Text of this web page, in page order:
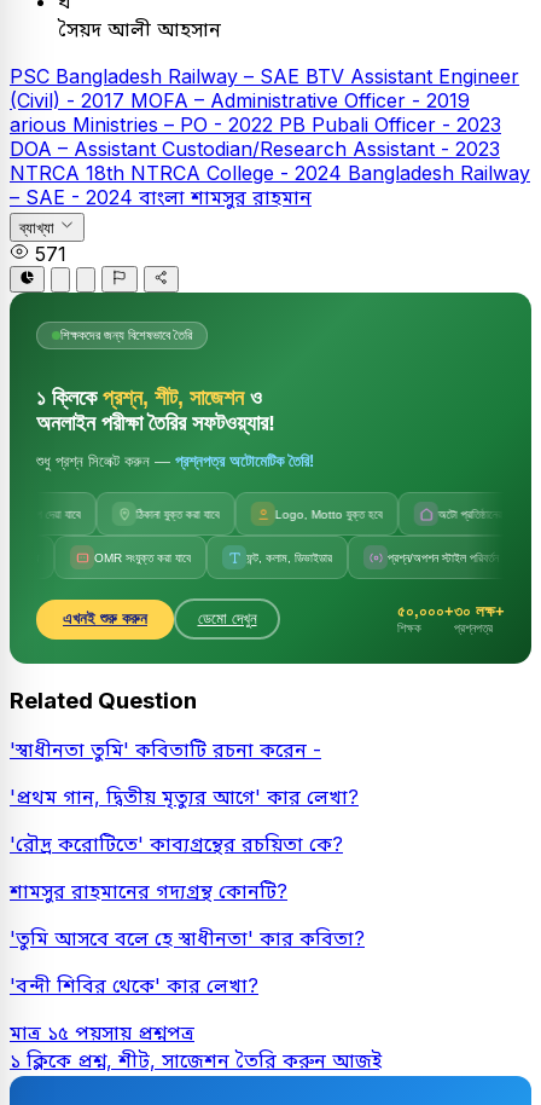
সৈয়দ আলী আহসান
PSC Bangladesh Railway – SAE BTV Assistant Engineer
(Civil) - 2017 MOFA – Administrative Officer - 2019
arious Ministries – PO - 2022 PB Pubali Officer - 2023
DOA – Assistant Custodian/Research Assistant - 2023
NTRCA 18th NTRCA College - 2024 Bangladesh Railway
– SAE - 2024 বাংলাশামসুর রাহমান
ব্যাখ্যা
571
শিক্ষকদের জন্য বিশেষভাবে তৈরি
১ ক্লিকে প্রশ্ন, শীট, সাজেশনও
অনলাইন পরীক্ষা তৈরির সফটওয়্যার!
শুধু প্রশ্ন সিলেক্ট করুন — প্রশ্নপত্র অটোমেটিক তৈরি!
দেয়া যাবে ঠিকানা যুক্ত করা যাবে Logo, Motto যুক্ত হবে অটো প্রতিষ্ঠানের নাম
OMR সংযুক্ত করা যাবে ফন্ট, কলাম, ডিভাইডার প্রশ্ন/অপশন স্টাইল পরিবর্তন
এখনই শুরু করুন ডেমো দেখুন ৫০,০০০+
শিক্ষক
৩০ লক্ষ+
প্রশ্নপত্র
Related Question
'স্বাধীনতা তুমি' কবিতাটি রচনা করেন -
'প্রথম গান, দ্বিতীয় মৃত্যুর আগে' কার লেখা?
'রৌদ্র করোটিতে' কাব্যগ্রন্থের রচয়িতা কে?
শামসুর রাহমানের গদ্যগ্রন্থ কোনটি?
'তুমি আসবে বলে হে স্বাধীনতা' কার কবিতা?
'বন্দী শিবির থেকে' কার লেখা?
মাত্র ১৫ পয়সায় প্রশ্নপত্র
১ ক্লিকে প্রশ্ন, শীট, সাজেশন তৈরি করুন আজই